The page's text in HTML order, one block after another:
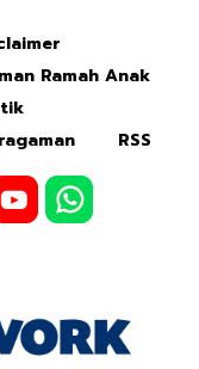
Ramah Anak
RSS